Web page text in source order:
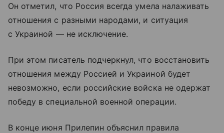
Он отметил, что Россия всегда умела налаживать
отношения с разными народами, и ситуация
с Украиной — не исключение.
При этом писатель подчеркнул, что восстановить
отношения между Россией и Украиной будет
невозможно, если российские войска не одержат
победу в специальной военной операции.
В конце июня Прилепин объяснил правила